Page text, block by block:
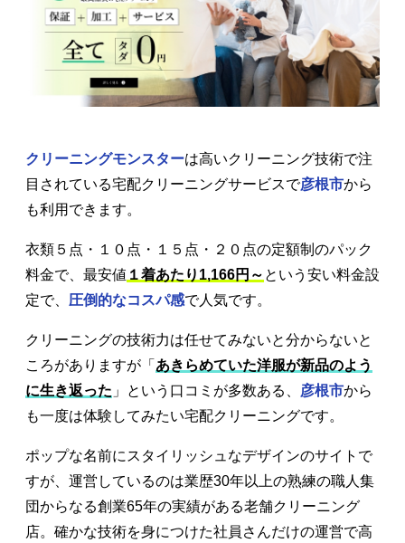
クリーニングモンスターは高いクリーニング技術で注
目されている宅配クリーニングサービスで彦根市から
も利用できます。
衣類５点・１０点・１５点・２０点の定額制のパック
料金で、最安値 １着あたり1,166円～ という安い料金設
定で、 圧倒的なコスパ感で人気です。
クリーニングの技術力は任せてみないと分からないと
ころがありますが「 あきらめていた洋服が新品のよう
に生き返った 」という口コミが多数ある、 彦根市から
も一度は体験してみたい宅配クリーニングです。
ポップな名前にスタイリッシュなデザインのサイトで
すが、運営しているのは業歴30年以上の熟練の職人集
団からなる創業65年の実績がある老舗クリーニング
店。確かな技術を身につけた社員さんだけの運営で高